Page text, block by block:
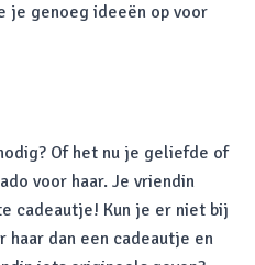
je genoeg ideeën op voor
Of het nu je geliefde of
voor haar. Je vriendin
cadeautje! Kun je er niet bij
haar dan een cadeautje en